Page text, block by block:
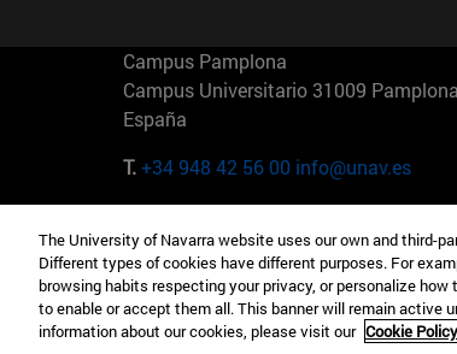
Campus Pamplona
Campus Universitario 31009 Pamplona
España
T.+34 948 42 56 00 info@unav.es
Camino del Cerro Águila 3 28023
Madrid España
T.+34 912 11 30 00
The University of Navarra website uses our own and third-
Different types of cookies have different purposes. For
browsing habits respecting your privacy, or personalize
to enable or accept them all. This banner will remain active
information about our cookies, please visit our Cookie